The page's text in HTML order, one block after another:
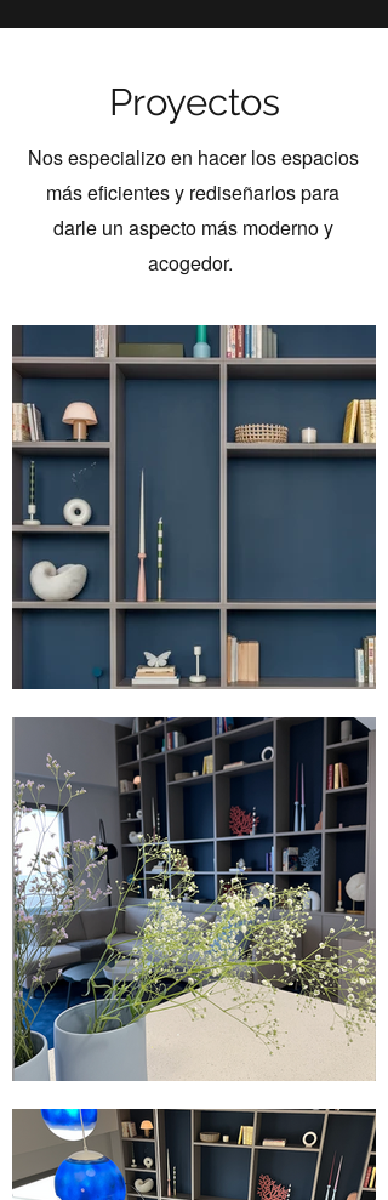
Proyectos
Nos especializo en hacer los espacios
más eficientes y rediseñarlos para
darle un aspecto más moderno y
acogedor.